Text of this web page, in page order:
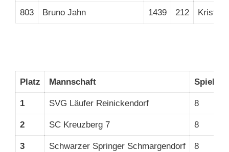
803 Bruno Jahn 1439 212
Platz Mannschaft Spiele
1 SVG Läufer Reinickendorf 8
2 SC Kreuzberg 7 8
3 Schwarzer Springer Schmargendorf 8